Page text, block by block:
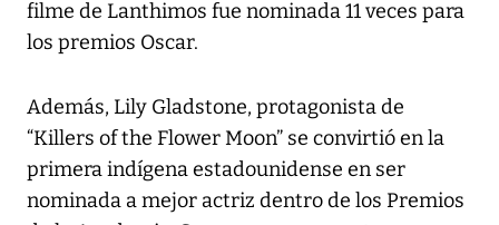
filme de Lanthimos fue nominada 11 veces para
los premios Oscar.
Además, Lily Gladstone, protagonista de
“Killers of the Flower Moon” se convirtió en la
primera indígena estadounidense en ser
nominada a mejor actriz dentro de los Premios